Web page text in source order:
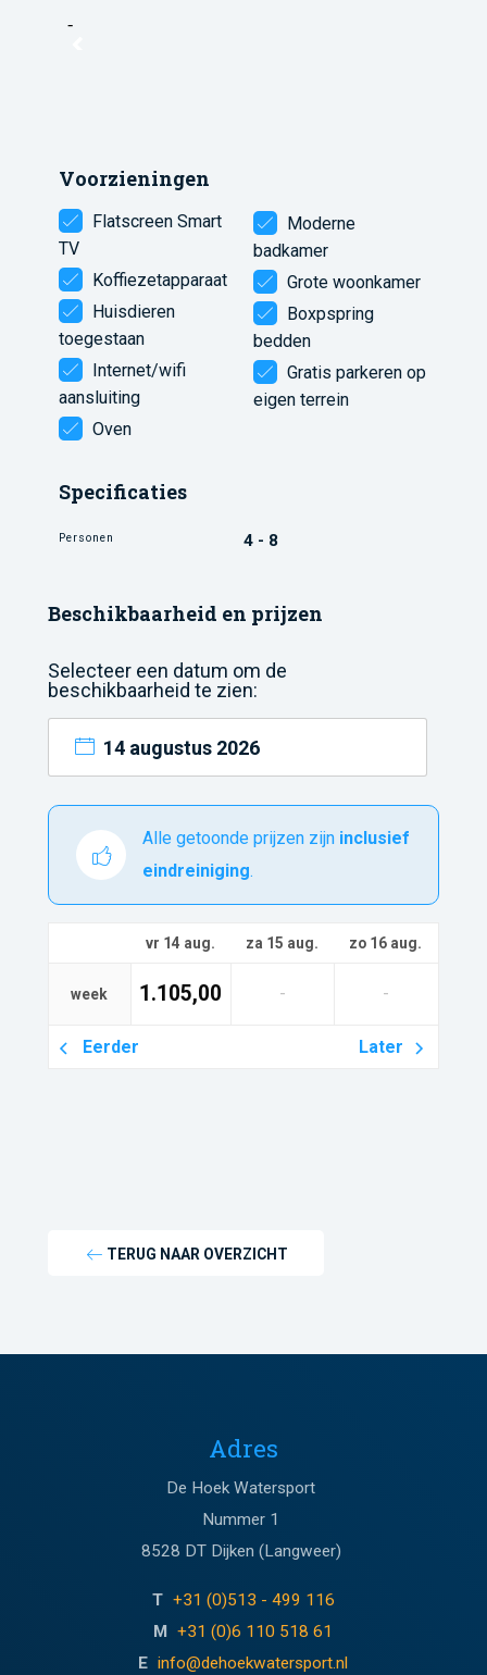
Voorzieningen
Flatscreen Smart
TV
Koffiezetapparaat
Huisdieren
toegestaan
Internet/wifi
aansluiting
Oven
Moderne
badkamer
Grote woonkamer
Boxpspring
bedden
Gratis parkeren op
eigen terrein
Specificaties
Personen 4 - 8
Beschikbaarheid en prijzen
Selecteer een datum om de
beschikbaarheid te zien:
14 augustus 2026
Alle getoonde prijzen zijn inclusief
eindreiniging.
vr 14 aug. za 15 aug. zo 16 aug.
week 1.105,00 - -
Eerder Later
TERUG NAAR OVERZICHT
Adres
De Hoek Watersport
Nummer 1
8528 DT Dijken (Langweer)
T +31 (0)513 - 499 116
M +31 (0)6 110 518 61
E info@dehoekwatersport.nl